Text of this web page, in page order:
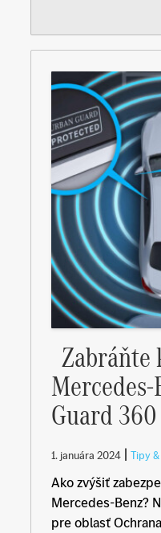
Zabráňte
Guard 360
1. januára 2024 | Tipy
Ako zvýšiť
Mercedes-Benz?
pre oblasť